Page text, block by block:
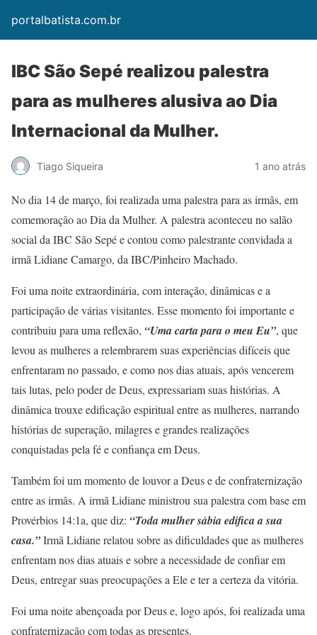
portalbatista.com.br
IBC São Sepé realizou palestra
para as mulheres alusiva ao Dia
Internacional da Mulher.
Tiago Siqueira 1 ano atrás
No dia 14 de março, foi realizada uma palestra para as irmãs, em
comemoração ao Dia da Mulher. A palestra aconteceu no salão
social da IBC São Sepé e contou como palestrante convidada a
irmã Lidiane Camargo, da IBC/Pinheiro Machado.
Foi uma noite extraordinária, com interação, dinâmicas e a
participação de várias visitantes. Esse momento foi importante e
contribuiu para uma reflexão, “Uma carta para o meu Eu”, que
levou as mulheres a relembrarem suas experiências difíceis que
enfrentaram no passado, e como nos dias atuais, após vencerem
tais lutas, pelo poder de Deus, expressariam suas histórias. A
dinâmica trouxe edificação espiritual entre as mulheres, narrando
histórias de superação, milagres e grandes realizações
conquistadas pela fé e confiança em Deus.
Também foi um momento de louvor a Deus e de confraternização
entre as irmãs. A irmã Lidiane ministrou sua palestra com base em
Provérbios 14:1a, que diz: “Toda mulher sábia edifica a sua
casa.”Irmã Lidiane relatou sobre as dificuldades que as mulheres
enfrentam nos dias atuais e sobre a necessidade de confiar em
Deus, entregar suas preocupações a Ele e ter a certeza da vitória.
Foi uma noite abençoada por Deus e, logo após, foi realizada uma
confraternização com todas as presentes.